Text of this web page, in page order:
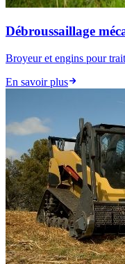
Débroussaillage
Broyeur et engins pour
En savoir plus